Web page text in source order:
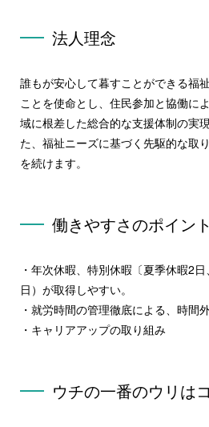
法人理念
誰もが安心して暮すことができる福
ことを使命とし、住民参加と協働に
域に根差した総合的な支援体制の実
た、福祉ニーズに基づく先駆的な取
を続けます。
働きやすさのポイント
・年次休暇、特別休暇〔夏季休暇2
日）が取得しやすい。
・就労時間の管理徹底による、時間
・キャリアアップの取り組み
ウチの一番のウリは